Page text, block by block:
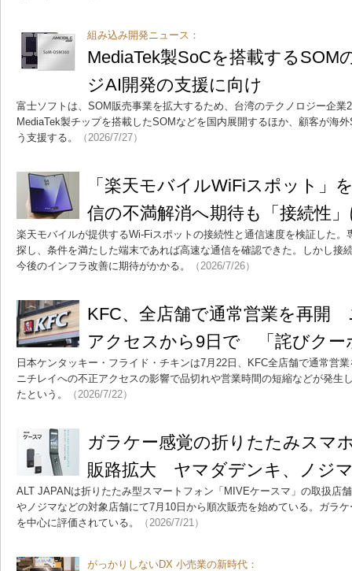
組み込み開発ニュース：
MediaTek製SoCを搭載するSOM
ジAI開発の支援に向け
富士ソフトは、SOM販売事業を拡大するため、台湾のテクノロジー企業
MediaTek製チップを搭載したSOMなどを国内展開するほか、顧客が海
う支援する。
（2026/7/27）
「楽天モバイルWiFiスポット
信の不満解消へ期待も「接続性
楽天モバイルが提供するWi-Fiスポットの接続性と通信速度を検証した
探し、条件を満たした端末であれば高速な通信を確認できた。しかし接
今後のインフラ改善に期待がかかる。
（2026/7/26）
KFC、全店舗で通常営業を再開
アクセスから9日で 「詫びクー
日本ケンタッキー・フライド・チキンは7月22日、KFC全店舗で通常営
ニチレイへの不正アクセスの影響で品切れや営業時間の短縮などが発生
たという。
（2026/7/22）
ガラケー感覚の折りたたみスマ
販路拡大 ヤマダデンキ、ノジ
ALT JAPANは折りたたみ型スマートフォン「MIVEケースマ」の取扱店
やノジマなどの対象店舗にて7月10日から順次販売を始めている。ガラ
を中心に評価されている。
（2026/7/21）
がっかりしないDX 小売業の新時代：